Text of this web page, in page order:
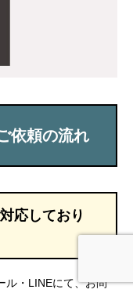
依頼の流れ
応しており
ル・LINEにて、お問